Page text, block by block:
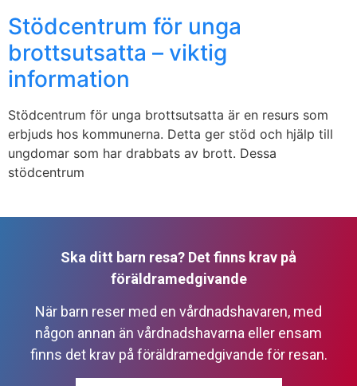
Stödcentrum för unga
brottsutsatta – viktig
information
Stödcentrum för unga brottsutsatta är en resurs som
erbjuds hos kommunerna. Detta ger stöd och hjälp till
ungdomar som har drabbats av brott. Dessa
stödcentrum
Ska ditt barn resa? Det finns krav på
föräldramedgivande
När barn reser med en vårdnadshavaren, med
någon annan än vårdnadshavarna eller ensam
finns det krav på föräldramedgivande för resan.